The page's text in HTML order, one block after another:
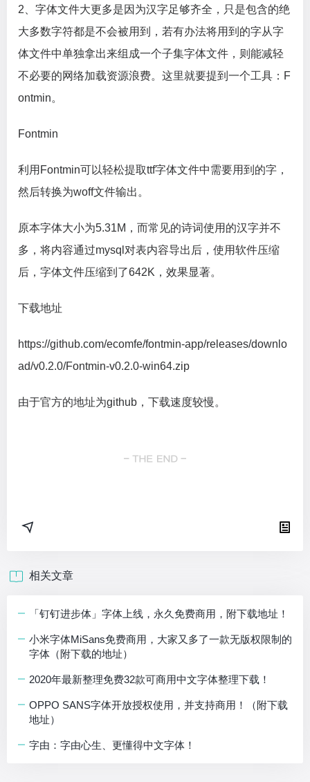
2、字体文件大更多是因为汉字足够齐全，只是包含的绝
大多数字符都是不会被用到，若有办法将用到的字从字
体文件中单独拿出来组成一个子集字体文件，则能减轻
不必要的网络加载资源浪费。这里就要提到一个工具：F
ontmin。
Fontmin
利用Fontmin可以轻松提取ttf字体文件中需要用到的字，
然后转换为woff文件输出。
原本字体大小为5.31M，而常见的诗词使用的汉字并不
多，将内容通过mysql对表内容导出后，使用软件压缩
后，字体文件压缩到了642K，效果显著。
下载地址
https://github.com/ecomfe/fontmin-app/releases/downlo
ad/v0.2.0/Fontmin-v0.2.0-win64.zip
由于官方的地址为github，下载速度较慢。
相关文章
「钉钉进步体」字体上线，永久免费商用，附下载地址！
小米字体MiSans免费商用，大家又多了一款无版权限制的
字体（附下载的地址）
2020年最新整理免费32款可商用中文字体整理下载！
OPPO SANS字体开放授权使用，并支持商用！（附下载
地址）
字由：字由心生、更懂得中文字体！